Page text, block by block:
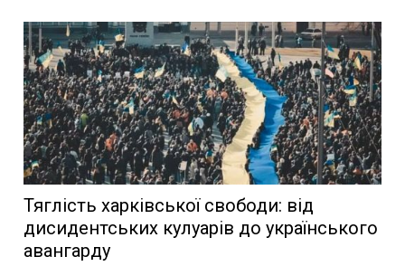
Тяглість харківської свободи: від
дисидентських кулуарів до українського
авангарду